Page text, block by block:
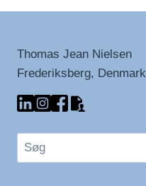
Thomas Jean Nielsen
Frederiksberg, Denmark
Søg